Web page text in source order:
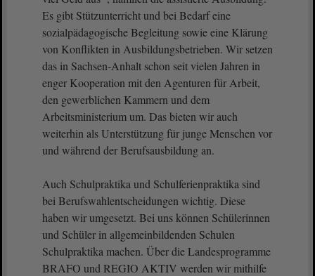
Es gibt Stützunterricht und bei Bedarf eine
sozialpädagogische Begleitung sowie eine Klärung
von Konflikten in Ausbildungsbetrieben. Wir setzen
das in Sachsen-Anhalt schon seit vielen Jahren in
enger Kooperation mit den Agenturen für Arbeit,
den gewerblichen Kammern und dem
Arbeitsministerium um. Das bieten wir auch
weiterhin als Unterstützung für junge Menschen vor
und während der Berufsausbildung an.
Auch Schulpraktika und Schulferienpraktika sind
bei Berufswahlentscheidungen wichtig. Diese
haben wir umgesetzt. Bei uns können Schülerinnen
und Schüler in allgemeinbildenden Schulen
Schulpraktika machen. Über die Landesprogramme
BRAFO und REGIO AKTIV werden wir mithilfe